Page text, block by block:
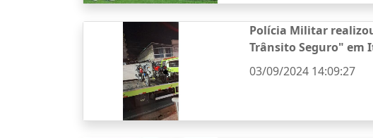
Polícia Militar
Trânsito Seguro" em
03/09/2024 14:09:27